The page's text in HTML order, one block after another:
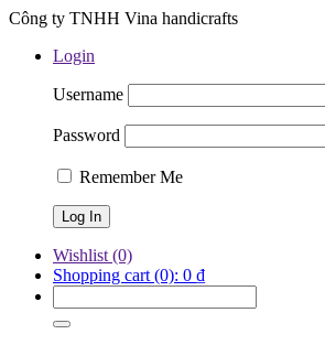
Công ty TNHH Vina handicrafts
Login
Username
Password
Remember Me
Wishlist (0)
Shopping cart (0): 0 ₫